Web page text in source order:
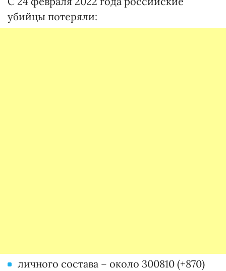
убийцы потеряли:
личного состава – около 300810 (+870)